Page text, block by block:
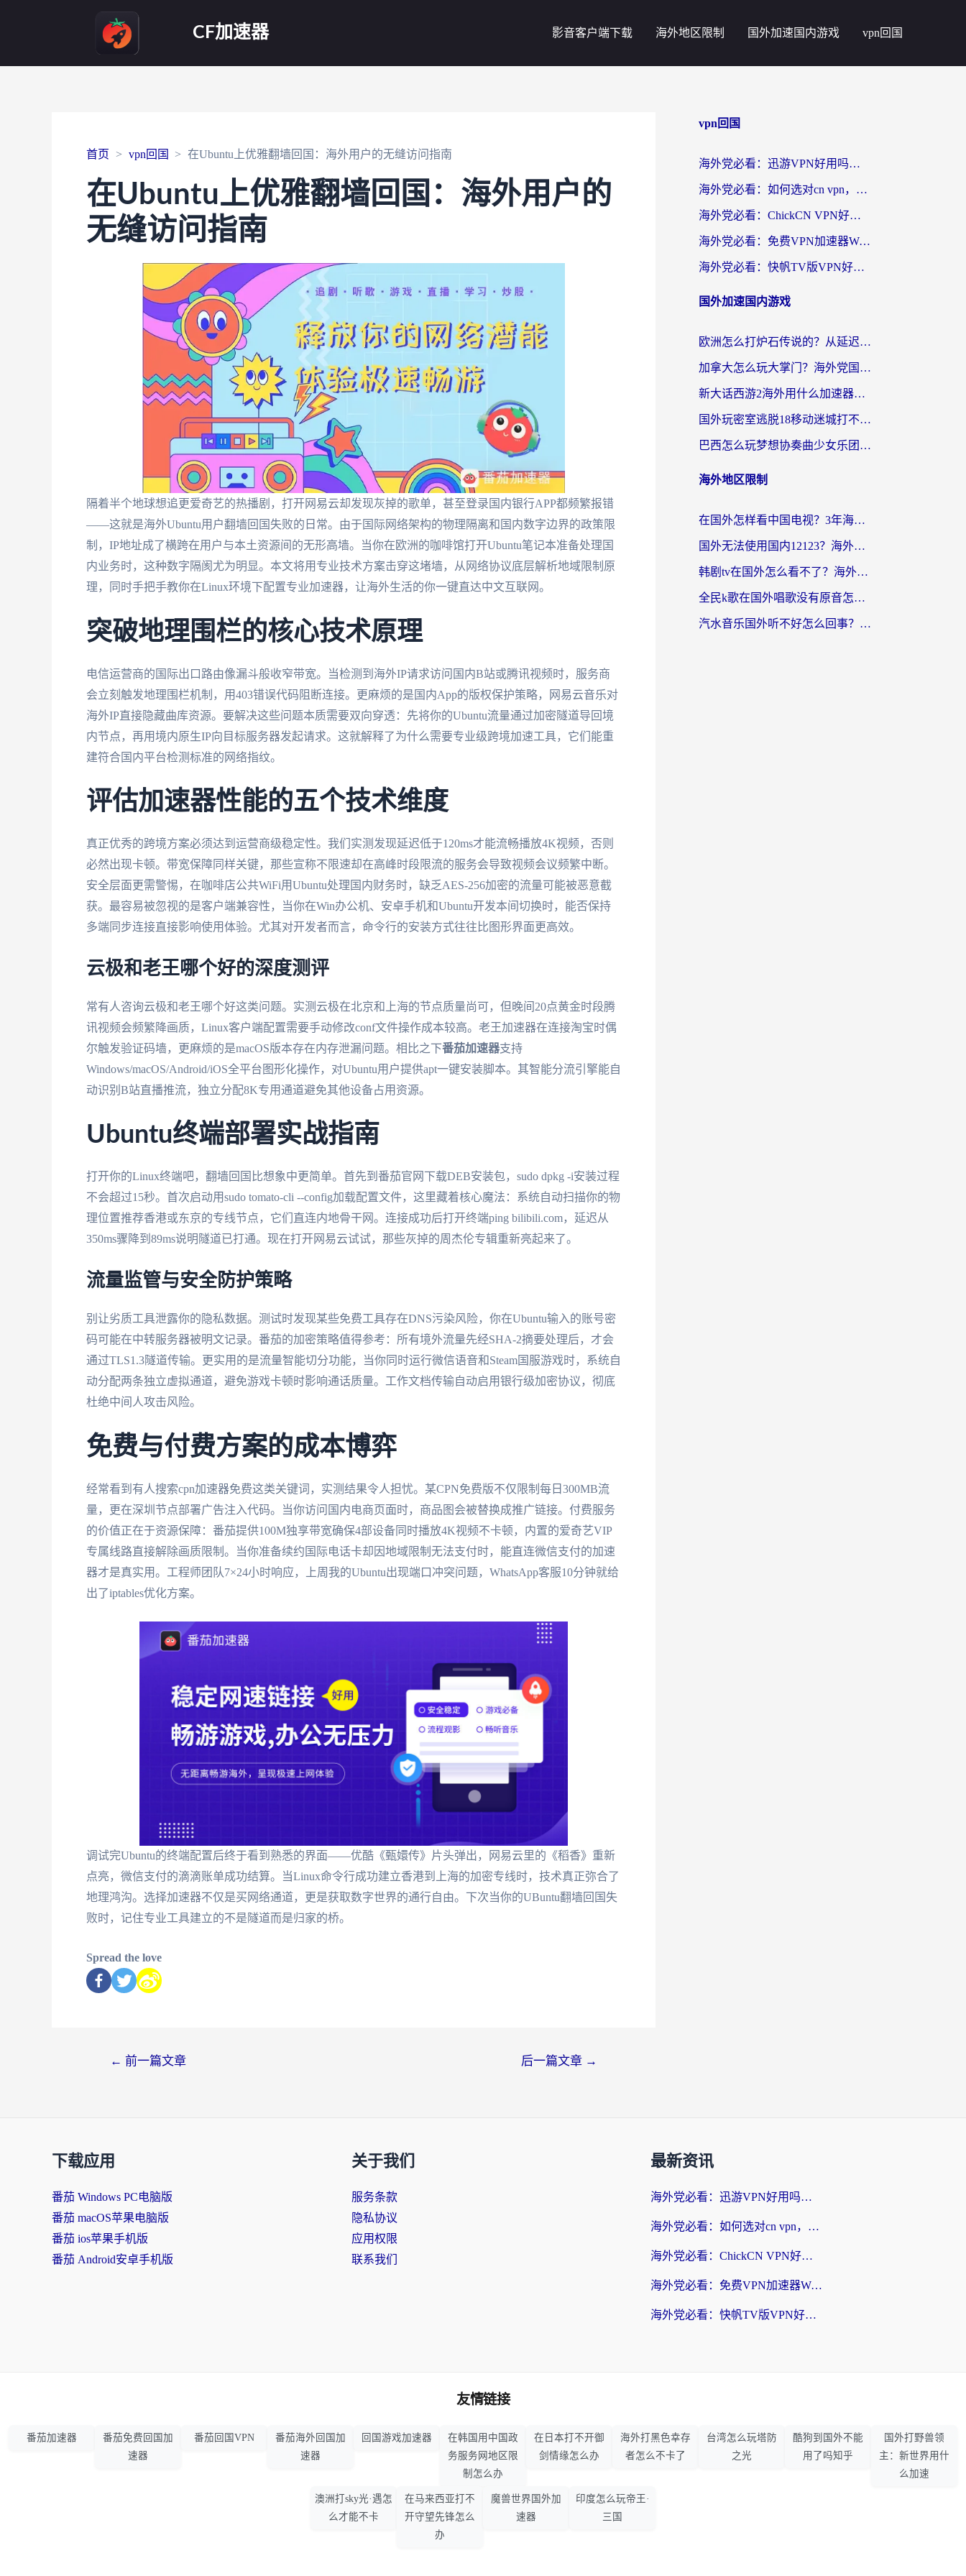
CF加速器 影音客户端下载 海外地区限制 国外加速国内游戏 vpn回国
首页 vpn回国 在Ubuntu上优雅翻墙回国：海外用户的无缝访问指南
在Ubuntu上优雅翻墙回国：海外用户的
无缝访问指南
隔着半个地球想追更爱奇艺的热播剧，打开网易云却发现灰掉的歌单，甚至登录国内银行APP都频繁报错
——这就是海外Ubuntu用户翻墙回国失败的日常。由于国际网络架构的物理隔离和国内数字边界的政策限
制，IP地址成了横跨在用户与本土资源间的无形高墙。当你在欧洲的咖啡馆打开Ubuntu笔记本准备处理国
内业务时，这种数字隔阂尤为明显。本文将用专业技术方案击穿这堵墙，从网络协议底层解析地域限制原
理，同时手把手教你在Linux环境下配置专业加速器，让海外生活的你一键直达中文互联网。
突破地理围栏的核心技术原理
电信运营商的国际出口路由像漏斗般收窄带宽。当检测到海外IP请求访问国内B站或腾讯视频时，服务商
会立刻触发地理围栏机制，用403错误代码阻断连接。更麻烦的是国内App的版权保护策略，网易云音乐对
海外IP直接隐藏曲库资源。要解决这些问题本质需要双向穿透：先将你的Ubuntu流量通过加密隧道导回境
内节点，再用境内原生IP向目标服务器发起请求。这就解释了为什么需要专业级跨境加速工具，它们能重
建符合国内平台检测标准的网络指纹。
评估加速器性能的五个技术维度
真正优秀的跨境方案必须达到运营商级稳定性。我们实测发现延迟低于120ms才能流畅播放4K视频，否则
必然出现卡顿。带宽保障同样关键，那些宣称不限速却在高峰时段限流的服务会导致视频会议频繁中断。
安全层面更需警惕，在咖啡店公共WiFi用Ubuntu处理国内财务时，缺乏AES-256加密的流量可能被恶意截
获。最容易被忽视的是客户端兼容性，当你在Win办公机、安卓手机和Ubuntu开发本间切换时，能否保持
多端同步连接直接影响使用体验。尤其对开发者而言，命令行的安装方式往往比图形界面更高效。
云极和老王哪个好的深度测评
常有人咨询云极和老王哪个好这类问题。实测云极在北京和上海的节点质量尚可，但晚间20点黄金时段腾
讯视频会频繁降画质，Linux客户端配置需要手动修改conf文件操作成本较高。老王加速器在连接淘宝时偶
尔触发验证码墙，更麻烦的是macOS版本存在内存泄漏问题。相比之下番茄加速器支持
Windows/macOS/Android/iOS全平台图形化操作，对Ubuntu用户提供apt一键安装脚本。其智能分流引擎能自
动识别B站直播推流，独立分配8K专用通道避免其他设备占用资源。
Ubuntu终端部署实战指南
打开你的Linux终端吧，翻墙回国比想象中更简单。首先到番茄官网下载DEB安装包，sudo dpkg -i安装过程
不会超过15秒。首次启动用sudo tomato-cli --config加载配置文件，这里藏着核心魔法：系统自动扫描你的物
理位置推荐香港或东京的专线节点，它们直连内地骨干网。连接成功后打开终端ping bilibili.com，延迟从
350ms骤降到89ms说明隧道已打通。现在打开网易云试试，那些灰掉的周杰伦专辑重新亮起来了。
流量监管与安全防护策略
别让劣质工具泄露你的隐私数据。测试时发现某些免费工具存在DNS污染风险，你在Ubuntu输入的账号密
码可能在中转服务器被明文记录。番茄的加密策略值得参考：所有境外流量先经SHA-2摘要处理后，才会
通过TLS1.3隧道传输。更实用的是流量智能切分功能，当你同时运行微信语音和Steam国服游戏时，系统自
动分配两条独立虚拟通道，避免游戏卡顿时影响通话质量。工作文档传输自动启用银行级加密协议，彻底
杜绝中间人攻击风险。
免费与付费方案的成本博弈
经常看到有人搜索cpn加速器免费这类关键词，实测结果令人担忧。某CPN免费版不仅限制每日300MB流
量，更在深圳节点部署广告注入代码。当你访问国内电商页面时，商品图会被替换成推广链接。付费服务
的价值正在于资源保障：番茄提供100M独享带宽确保4部设备同时播放4K视频不卡顿，内置的爱奇艺VIP
专属线路直接解除画质限制。当你准备续约国际电话卡却因地域限制无法支付时，能直连微信支付的加速
器才是真实用。工程师团队7×24小时响应，上周我的Ubuntu出现端口冲突问题，WhatsApp客服10分钟就给
出了iptables优化方案。
调试完Ubuntu的终端配置后终于看到熟悉的界面——优酷《甄嬛传》片头弹出，网易云里的《稻香》重新
点亮，微信支付的滴滴账单成功结算。当Linux命令行成功建立香港到上海的加密专线时，技术真正弥合了
地理鸿沟。选择加速器不仅是买网络通道，更是获取数字世界的通行自由。下次当你的UBuntu翻墙回国失
败时，记住专业工具建立的不是隧道而是归家的桥。
Spread the love
← 前一篇文章 后一篇文章 →
vpn回国
海外党必看：迅游VPN好用吗？和番茄加速器VPN对比哪个回国效果更好？
海外党必看：如何选对cn vpn，轻松解锁国内影音游戏？
海外党必看：ChickCN VPN好用吗？和星河VPN对比哪个回国效果更好？附真实体验+避坑指南
海外党必看：免费VPN加速器Windows版怎么选？附真实测评与无缝访问国内资源指南
海外党必看：快帆TV版VPN好用吗？和hi龟龟VPN对比哪个回国效果更好？附免费加速器选择指南
国外加速国内游戏
欧洲怎么打炉石传说的？从延迟999到丝滑上分，我找到了靠谱加速器
加拿大怎么玩大掌门？海外党国服游戏加速避坑指南（附实用工具推荐）
新大话西游2海外用什么加速器登录？老玩家亲测有效的国服游戏加速指南
国外玩密室逃脱18移动迷城打不开怎么办？海外玩家亲测有效的解决指南
巴西怎么玩梦想协奏曲少女乐团派对？海外党必看的国服游戏加速全攻略（附波兰天涯明月刀实用技巧）
海外地区限制
在国外怎样看中国电视？3年海外党亲测有效的追剧加速器指南
国外无法使用国内12123？海外华人必看：选对回国加速器，解决迪拜语音+12123访问难题
韩剧tv在国外怎么看不了？海外党追剧自由的终极解决方案来了
全民k歌在国外唱歌没有原音怎么办？别让地域限制毁了你的麦霸时刻
汽水音乐国外听不好怎么回事？海外党亲测有效的回国加速方案来了
下载应用
番茄 Windows PC电脑版
番茄 macOS苹果电脑版
番茄 ios苹果手机版
番茄 Android安卓手机版
关于我们
服务条款
隐私协议
应用权限
联系我们
最新资讯
海外党必看：迅游VPN好用吗？和番茄加速器VPN对比哪个回国效果更好？
海外党必看：如何选对cn vpn，轻松解锁国内影音游戏？
海外党必看：ChickCN VPN好用吗？和星河VPN对比哪个回国效果更好？附真实体验+避坑指南
海外党必看：免费VPN加速器Windows版怎么选？附真实测评与无缝访问国内资源指南
海外党必看：快帆TV版VPN好用吗？和hi龟龟VPN对比哪个回国效果更好？附免费加速器选择指南
友情链接
番茄加速器
番茄免费回国加
速器
番茄回国VPN
番茄海外回国加
速器
回国游戏加速器
在韩国用中国政
务服务网地区限
制怎么办
在日本打不开御
剑情缘怎么办
海外打黑色幸存
者怎么不卡了
台湾怎么玩塔防
之光
酷狗到国外不能
用了吗知乎
国外打野兽领
主：新世界用什
么加速
澳洲打sky光·遇怎
么才能不卡
在马来西亚打不
开守望先锋怎么
办
魔兽世界国外加
速器
印度怎么玩帝王·
三国